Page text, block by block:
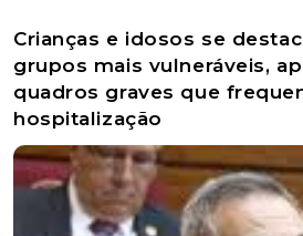
Crianças e idosos se
grupos mais vulneráveis,
quadros graves que
hospitalização